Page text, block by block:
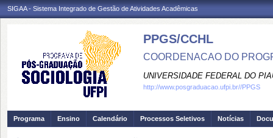
SIGAA - Sistema Integrado de Gestão de Atividades Acadêmicas
PPGS/CCHL
COORDENACAO DO
UNIVERSIDADE FEDERAL DO
http://www.posgraduacao.ufpi.br//PPGS
Programa Ensino Calendário Processos Seletivos Notícias